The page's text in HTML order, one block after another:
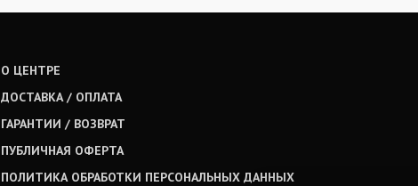
О ЦЕНТРЕ
ДОСТАВКА / ОПЛАТА
ГАРАНТИИ / ВОЗВРАТ
ПУБЛИЧНАЯ ОФЕРТА
ПОЛИТИКА ОБРАБОТКИ ПЕРСОНАЛЬНЫХ ДАННЫХ